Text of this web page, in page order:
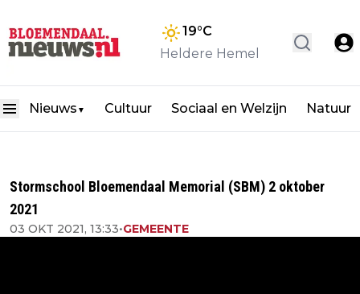
19°C
Heldere Hemel
Nieuws ▼ Cultuur Sociaal en Welzijn Natuur
Stormschool Bloemendaal Memorial (SBM) 2 oktober
2021
03 OKT 2021, 13:33•GEMEENTE